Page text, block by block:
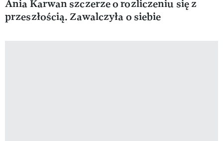
Ania Karwan szczerze o rozliczeniu się z
przeszłością. Zawalczyła o siebie